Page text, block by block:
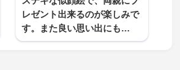
レゼント出来るのが楽しみで
す。また良い思い出にも…